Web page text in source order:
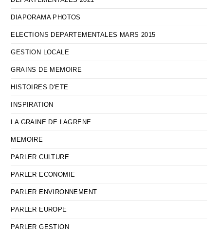
DIAPORAMA PHOTOS
ELECTIONS DEPARTEMENTALES MARS 2015
GESTION LOCALE
GRAINS DE MEMOIRE
HISTOIRES D'ETE
INSPIRATION
LA GRAINE DE LAGRENE
MEMOIRE
PARLER CULTURE
PARLER ECONOMIE
PARLER ENVIRONNEMENT
PARLER EUROPE
PARLER GESTION